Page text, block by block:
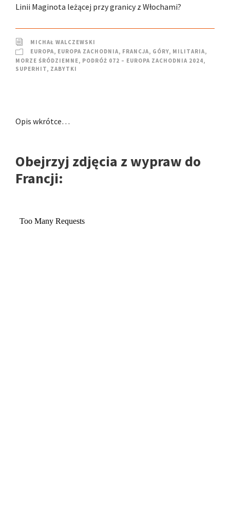
Linii Maginota leżącej przy granicy z Włochami?
MICHAŁ WALCZEWSKI
EUROPA, EUROPA ZACHODNIA, FRANCJA, GÓRY, MILITARIA,
MORZE ŚRÓDZIEMNE, PODRÓŻ 072 – EUROPA ZACHODNIA 2024,
SUPERHIT, ZABYTKI
Opis wkrótce…
Obejrzyj zdjęcia z wypraw do
Francji: